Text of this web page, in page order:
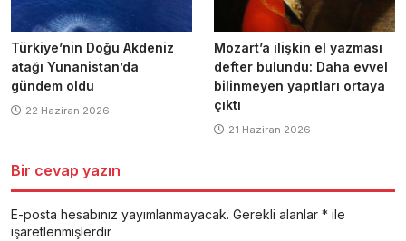
Türkiye’nin Doğu Akdeniz
atağı Yunanistan’da
gündem oldu
22 Haziran 2026
Mozart’a ilişkin el yazması
defter bulundu: Daha evvel
bilinmeyen yapıtları ortaya
çıktı
21 Haziran 2026
Bir cevap yazın
E-posta hesabınız yayımlanmayacak. Gerekli alanlar * ile
işaretlenmişlerdir